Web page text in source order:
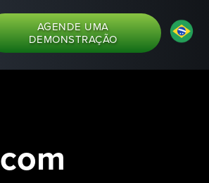
AGENDE UMA
DEMONSTRAÇÃO